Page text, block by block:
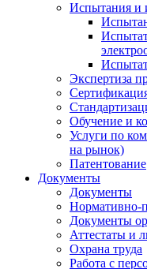
Испытания и
Экспертиза
Обучение и
Услуги по
на рынок)
Патентование
Документы
Документы
Нормативно-
Документы
Аттестаты и
Охрана труда
Работа с